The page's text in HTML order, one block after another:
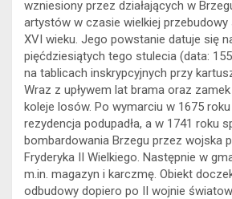
wzniesiony przez działających w
artystów w czasie wielkiej
XVI wieku. Jego powstanie datuje się
pięćdziesiątych tego stulecia (data:
na tablicach inskrypcyjnych przy
Wraz z upływem lat brama oraz
koleje losów. Po wymarciu w 1675
rezydencja podupadła, a w 1741 roku
bombardowania Brzegu przez wojska
Fryderyka II Wielkiego. Następnie w
m.in. magazyn i karczmę. Obiekt
odbudowy dopiero po II wojnie